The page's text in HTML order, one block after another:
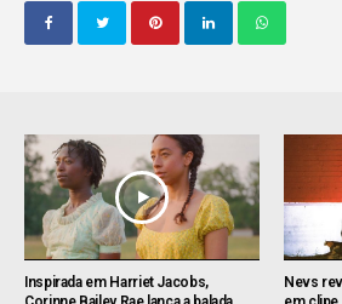
Inspirada em Harriet Jacobs,
Nevs